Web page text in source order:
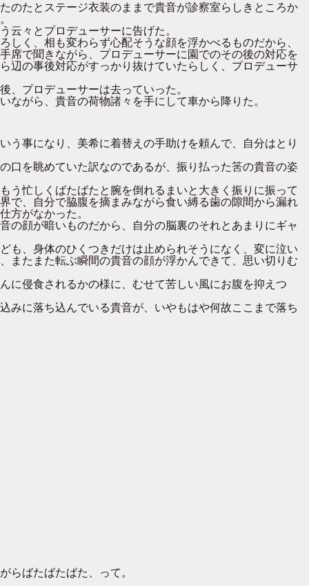
のたとステージ衣装のままで貴音が診察室らしきところか
云々とプロデューサーに告げた。
く、相も変わらず心配そうな顔を浮かべるものだから、
席で聞きながら、プロデューサーに園でのその後の対応を
辺の事後対応がすっかり抜けていたらしく、プロデューサ
、プロデューサーは去っていった。
がら、貴音の荷物諸々を手にして車から降りた。
う事になり、美希に着替えの手助けを頼んで、自分はとり
口を眺めていた訳なのであるが、振り払った筈の貴音の姿
う忙しくばたばたと腕を倒れるまいと大きく振りに振って
で、自分で脇腹を摘まみながら食い縛る歯の隙間から漏れ
方がなかった。
の顔が暗いものだから、自分の脳裏のそれとあまりにギャ
も、身体のひくつきだけは止められそうになく、変に泣い
またまた転ぶ瞬間の貴音の顔が浮かんできて、思い切りむ
に侵食されるかの様に、むせて苦しい風にお腹を抑えつ
みに落ち込んでいる貴音が、いやもはや何故ここまで落ち
らばたばたばた、って。